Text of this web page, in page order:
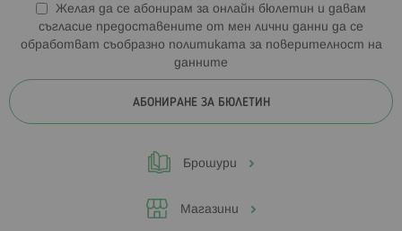
Желая да се абонирам за онлайн бюлетин и давам
съгласие предоставените от мен лични данни да се
обработват съобразно политиката за поверителност на
данните
АБОНИРАНЕ ЗА БЮЛЕТИН
Брошури
Магазини